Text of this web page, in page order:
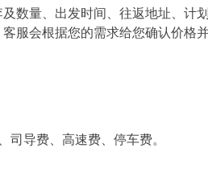
数量、出发时间、往返地址、计
服会根据您的需求给您确认价格
导费、高速费、停车费。